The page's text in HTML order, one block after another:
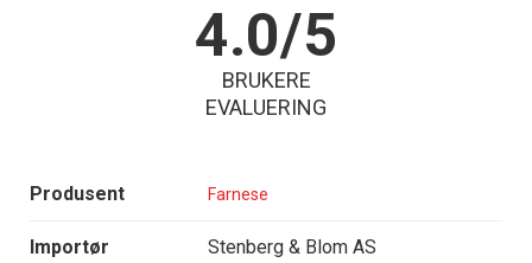
4.0/5
BRUKERE
EVALUERING
Produsent Farnese
Importør Stenberg & Blom AS